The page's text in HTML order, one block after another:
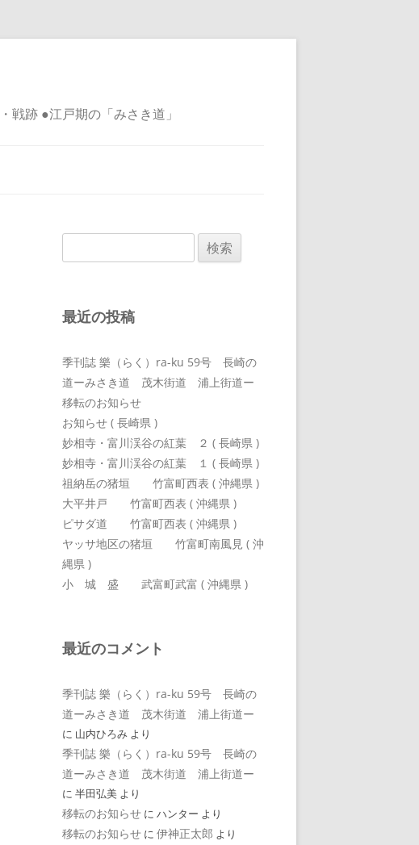
跡 ●江戸期の「みさき道」
索:
最近の投稿
季刊誌 樂（らく）ra-ku 59号 長崎の
道ーみさき道 茂木街道 浦上街道ー
移転のお知らせ
お知らせ ( 長崎県 )
妙相寺・富川渓谷の紅葉 ２ ( 長崎県 )
妙相寺・富川渓谷の紅葉 １ ( 長崎県 )
祖納岳の猪垣 竹富町西表 ( 沖縄県 )
大平井戸 竹富町西表 ( 沖縄県 )
ピサダ道 竹富町西表 ( 沖縄県 )
ヤッサ地区の猪垣 竹富町南風見 ( 沖
縄県 )
小 城 盛 武富町武富 ( 沖縄県 )
最近のコメント
季刊誌 樂（らく）ra-ku 59号 長崎の
道ーみさき道 茂木街道 浦上街道ー
に 山内ひろみ より
季刊誌 樂（らく）ra-ku 59号 長崎の
道ーみさき道 茂木街道 浦上街道ー
に 半田弘美 より
移転のお知らせ に ハンター より
移転のお知らせ に 伊神正太郎 より